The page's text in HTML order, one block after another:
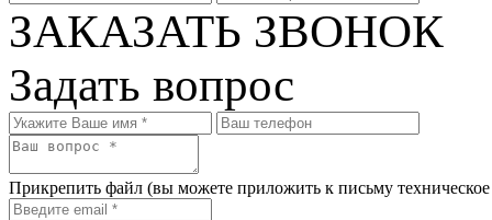
ЗАКАЗАТЬ ЗВОНОК
Задать вопрос
Прикрепить файл (вы можете приложить к письму